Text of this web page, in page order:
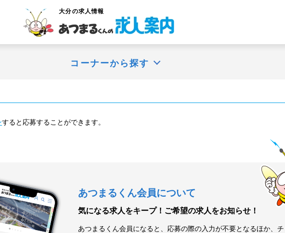
大分の求人情報
コーナーから探す
すると応募することができます。
あつまるくん会員について
気になる求人をキープ！ ご希望の求人をお知らせ！
あつまるくん会員になると、応募の際の入力が不要となるほか、チ